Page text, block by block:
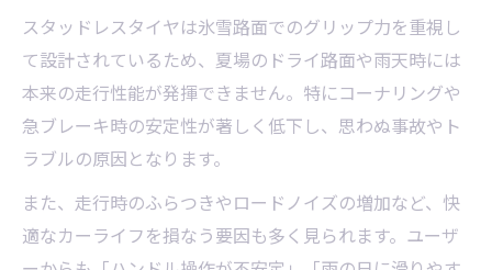
スタッドレスタイヤは氷雪路面でのグリップ力を重視し
て設計されているため、夏場のドライ路面や雨天時には
本来の走行性能が発揮できません。特にコーナリングや
急ブレーキ時の安定性が著しく低下し、思わぬ事故やト
ラブルの原因となります。
また、走行時のふらつきやロードノイズの増加など、快
適なカーライフを損なう要因も多く見られます。ユーザ